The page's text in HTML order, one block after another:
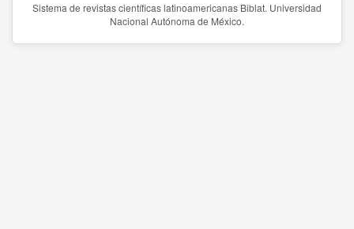
Sistema de revistas científicas latinoamericanas Biblat. Universidad
Nacional Autónoma de México.